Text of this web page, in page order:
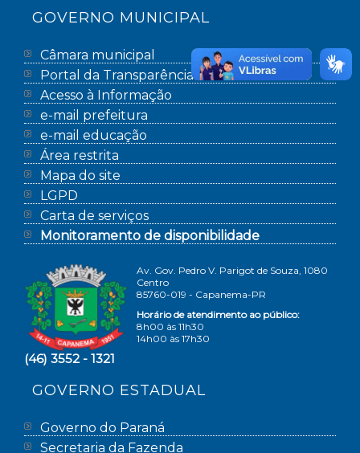
GOVERNO MUNICIPAL
Câmara municipal
Portal da Transparência
Acesso à Informação
e-mail prefeitura
e-mail educação
Área restrita
Mapa do site
LGPD
Carta de serviços
Monitoramento de disponibilidade
Av. Gov. Pedro V. Parigot de Souza, 1080
Centro
85760-019 - Capanema-PR
Horário de atendimento ao público:
8h00 às 11h30
14h00 às 17h30
(46) 3552 - 1321
GOVERNO ESTADUAL
Governo do Paraná
Secretaria da Fazenda